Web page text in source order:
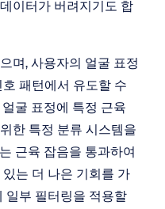
이터가 버려지기도 합
며, 사용자의 얼굴 표정
패턴에서 유도할 수
굴 표정에 특정 근육
한 특정 분류 시스템을
근육 잡음을 통과하여
는 더 나은 기회를 가
일부 필터링을 적용할